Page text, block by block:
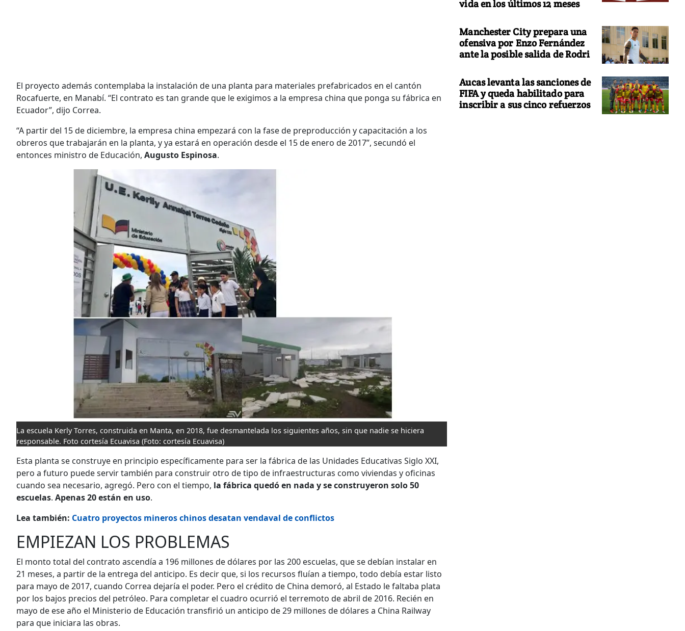
El proyecto además contemplaba la instalación de una planta para materiales prefabricados en el cantón
Rocafuerte, en Manabí. “El contrato es tan grande que le exigimos a la empresa china que ponga su fábrica en
Ecuador”, dijo Correa.
“A partir del 15 de diciembre, la empresa china empezará con la fase de preproducción y capacitación a los
obreros que trabajarán en la planta, y ya estará en operación desde el 15 de enero de 2017”, secundó el
entonces ministro de Educación, Augusto Espinosa.
La escuela Kerly Torres, construida en Manta, en 2018, fue desmantelada los siguientes años, sin que nadie se hiciera
responsable. Foto cortesía Ecuavisa (Foto: cortesía Ecuavisa)
Esta planta se construye en principio específicamente para ser la fábrica de las Unidades Educativas Siglo XXI,
pero a futuro puede servir también para construir otro de tipo de infraestructuras como viviendas y oficinas
cuando sea necesario, agregó. Pero con el tiempo, la fábrica quedó en nada y se construyeron solo 50
escuelas. Apenas 20 están en uso.
Lea también: Cuatro proyectos mineros chinos desatan vendaval de conflictos
EMPIEZAN LOS PROBLEMAS
El monto total del contrato ascendía a 196 millones de dólares por las 200 escuelas, que se debían instalar en
21 meses, a partir de la entrega del anticipo. Es decir que, si los recursos fluían a tiempo, todo debía estar listo
para mayo de 2017, cuando Correa dejaría el poder. Pero el crédito de China demoró, al Estado le faltaba plata
por los bajos precios del petróleo. Para completar el cuadro ocurrió el terremoto de abril de 2016. Recién en
mayo de ese año el Ministerio de Educación transfirió un anticipo de 29 millones de dólares a China Railway
para que iniciara las obras.
vida en los últimos 12 meses
Manchester City prepara una
ofensiva por Enzo Fernández
ante la posible salida de Rodri
Aucas levanta las sanciones de
FIFA y queda habilitado para
inscribir a sus cinco refuerzos